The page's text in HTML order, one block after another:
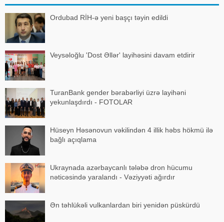
Ordubad RİH-ə yeni başçı təyin edildi
Veysəloğlu 'Dost Əllər' layihəsini davam etdirir
TuranBank gender bərabərliyi üzrə layihəni
yekunlaşdırdı - FOTOLAR
Hüseyn Həsənovun vəkilindən 4 illik həbs hökmü ilə
bağlı açıqlama
Ukraynada azərbaycanlı tələbə dron hücumu
nəticəsində yaralandı - Vəziyyəti ağırdır
Ən təhlükəli vulkanlardan biri yenidən püskürdü